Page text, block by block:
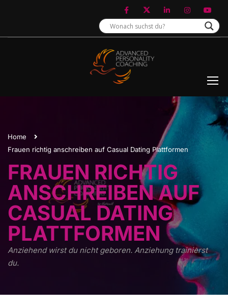
Home
Frauen richtig anschreiben auf Casual Dating Plattformen
FRAUEN RICHTIG
ANSCHREIBEN AUF
CASUAL DATING
PLATTFORMEN
Anziehend wirst du nicht geboren. Anziehung trainierst
du.